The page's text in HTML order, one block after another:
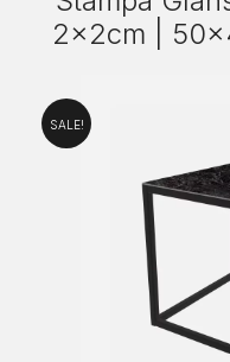
2x2cm |
SALE!